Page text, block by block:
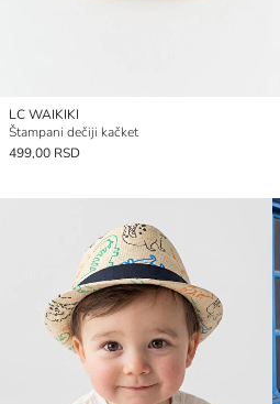
LC WAIKIKI
Štampani dečiji kačket
499,00 RSD